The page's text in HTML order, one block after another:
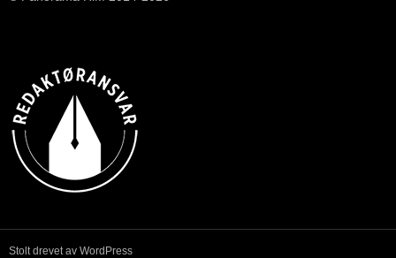
Stolt drevet av WordPress